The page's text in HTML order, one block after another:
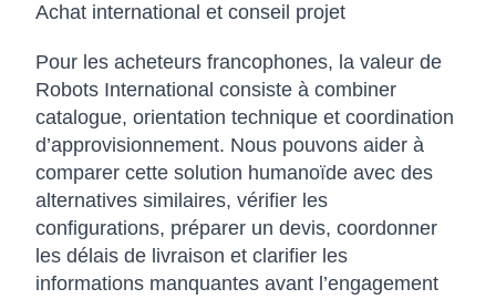
Achat international et conseil projet
Pour les acheteurs francophones, la valeur de
Robots International consiste à combiner
catalogue, orientation technique et coordination
d’approvisionnement. Nous pouvons aider à
comparer cette solution humanoïde avec des
alternatives similaires, vérifier les
configurations, préparer un devis, coordonner
les délais de livraison et clarifier les
informations manquantes avant l’engagement